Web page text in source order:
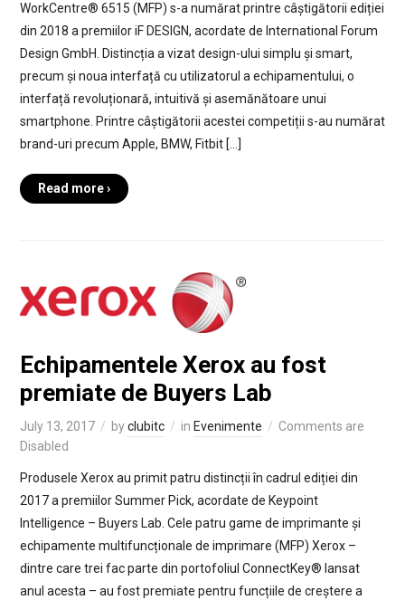
WorkCentre® 6515 (MFP) s-a numărat printre câștigătorii ediției
din 2018 a premiilor iF DESIGN, acordate de International Forum
Design GmbH. Distincția a vizat design-ului simplu și smart,
precum și noua interfață cu utilizatorul a echipamentului, o
interfață revoluționară, intuitivă și asemănătoare unui
smartphone. Printre câștigătorii acestei competiții s-au numărat
brand-uri precum Apple, BMW, Fitbit […]
Read more ›
Echipamentele Xerox au fost
premiate de Buyers Lab
July 13, 2017 byclubitc in Evenimente
Comments are
Disabled
Produsele Xerox au primit patru distincții în cadrul ediției din
2017 a premiilor Summer Pick, acordate de Keypoint
Intelligence – Buyers Lab. Cele patru game de imprimante și
echipamente multifuncționale de imprimare (MFP) Xerox –
dintre care trei fac parte din portofoliul ConnectKey® lansat
anul acesta – au fost premiate pentru funcțiile de creștere a